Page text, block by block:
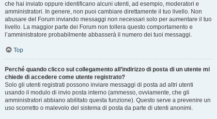
che hai inviato oppure identificano alcuni utenti, ad esempio, moderatori e
amministratori. In genere, non puoi cambiare direttamente il tuo livello. Non
abusare del Forum inviando messaggi non necessari solo per aumentare il tuo
livello. La maggior parte dei Forum non tollera questo comportamento e
l’amministratore probabilmente abbasserà il numero dei tuoi messaggi.
Top
Perché quando clicco sul collegamento all’indirizzo di posta di un utente mi
chiede di accedere come utente registrato?
Solo gli utenti registrati possono inviare messaggi di posta ad altri utenti
usando il modulo di invio posta interno (ammesso, ovviamente, che gli
amministratori abbiano abilitato questa funzione). Questo serve a prevenire un
uso scorretto o malevolo del sistema di posta da parte di utenti anonimi.